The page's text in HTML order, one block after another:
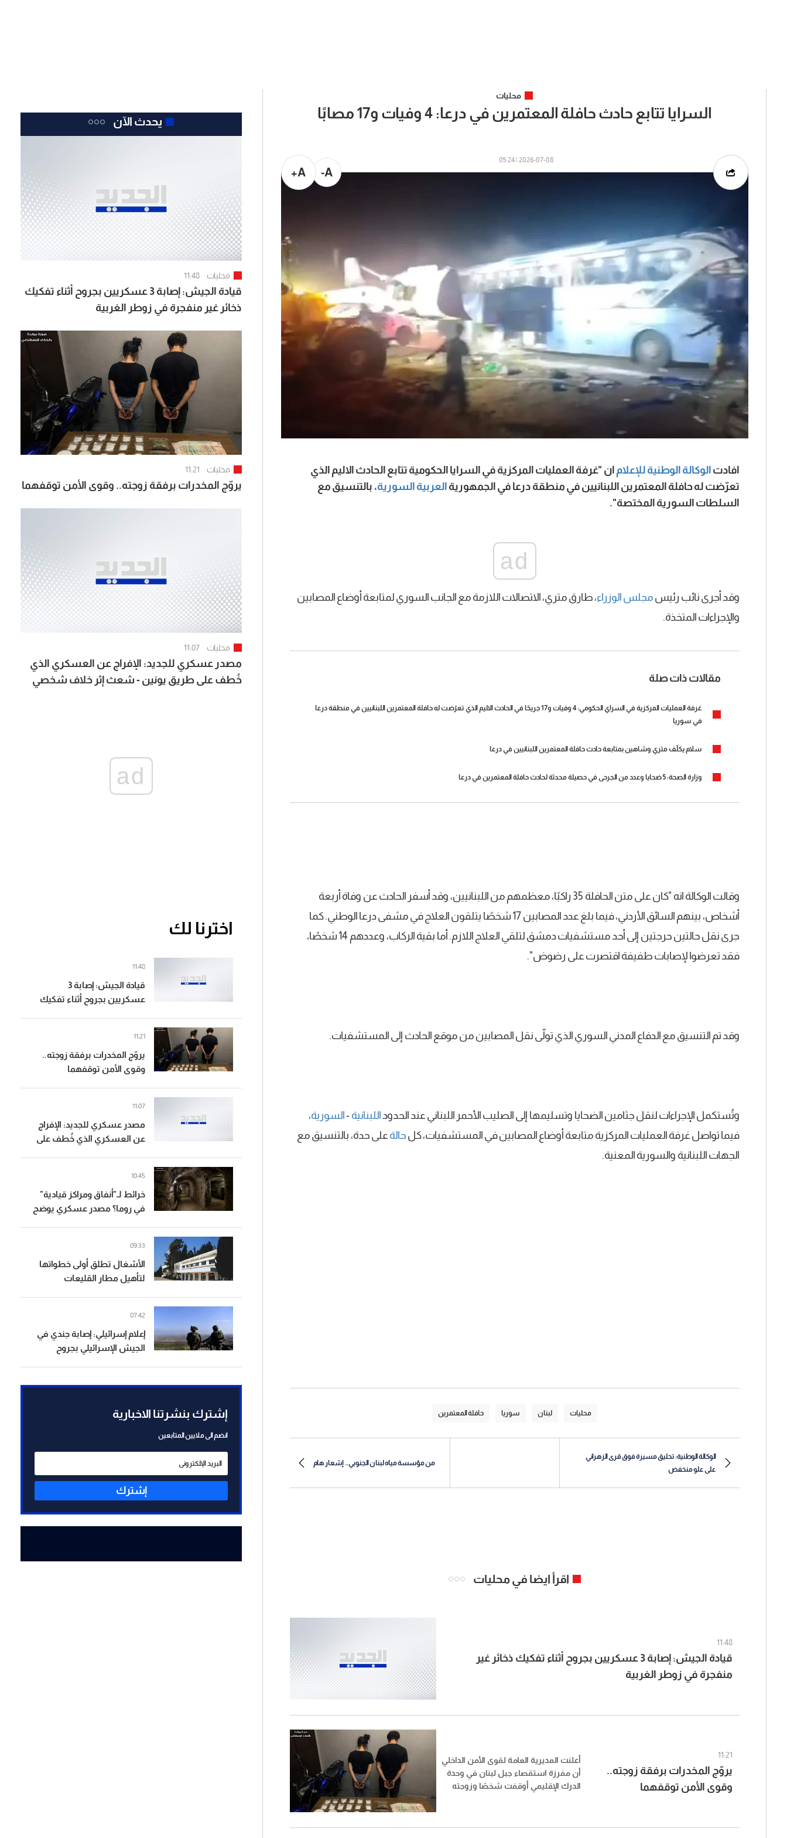
محليات
السرايا تتابع حادث حافلة المعتمرين في درعا: 4 وفيات و17 مصابًا
2026-07-08 | 05:24
A-
A+
افادت الوكالة الوطنية للإعلام ان "غرفة العمليات المركزية في السرايا الحكومية تتابع الحادث الاليم الذي
تعرّضت له حافلة المعتمرين اللبنانيين في منطقة درعا في الجمهورية العربية السورية، بالتنسيق مع
السلطات السورية المختصة".
ad
وقد أجرى نائب رئيس مجلس الوزراء، طارق متري، الاتصالات اللازمة مع الجانب السوري لمتابعة أوضاع المصابين
والإجراءات المتخذة.
مقالات ذات صلة
غرفة العمليات المركزية في السراي الحكومي: 4 وفيات و17 جريحًا في الحادث الاليم الذي تعرّضت له حافلة المعتمرين اللبنانيين في منطقة درعا
في سوريا
سلام يكلّف متري وشاهين بمتابعة حادث حافلة المعتمرين اللبنانيين في درعا
وزارة الصحة: 5 ضحايا وعدد من الجرحى في حصيلة محدثة لحادث حافلة المعتمرين في درعا
وقالت الوكالة انه "كان على متن الحافلة 35 راكبًا، معظمهم من اللبنانيين، وقد أسفر الحادث عن وفاة أربعة
أشخاص، بينهم السائق الأردني، فيما بلغ عدد المصابين 17 شخصًا يتلقون العلاج في مشفى درعا الوطني. كما
جرى نقل حالتين حرجتين إلى أحد مستشفيات دمشق لتلقي العلاج اللازم. أما بقية الركاب، وعددهم 14 شخصًا،
فقد تعرضوا لإصابات طفيفة اقتصرت على رضوض".
وقد تم التنسيق مع الدفاع المدني السوري الذي تولّى نقل المصابين من موقع الحادث إلى المستشفيات.
وتُستكمل الإجراءات لنقل جثامين الضحايا وتسليمها إلى الصليب الأحمر اللبناني عند الحدود اللبنانية -السورية،
فيما تواصل غرفة العمليات المركزية متابعة أوضاع المصابين في المستشفيات، كل حالة على حدة، بالتنسيق مع
الجهات اللبنانية والسورية المعنية.
محليات لبنان سوريا حافلة المعتمرين
الوكالة الوطنية: تحليق مسيرة فوق قرى الزهراني
على علو منخفض
من مؤسسة مياه لبنان الجنوبي.. إشعار هام
اقرأ ايضا في محليات
11:48
قيادة الجيش: إصابة 3 عسكريين بجروح أثناء تفكيك ذخائر غير
منفجرة في زوطر الغربية
11:21
يروّج المخدرات برفقة زوجته..
وقوى الأمن توقفهما
أعلنت المديرية العامة لقوى الأمن الداخلي
أن مفرزة استقصاء جبل لبنان في وحدة
الدرك الإقليمي أوقفت شخصًا وزوجته
للاشتباه بتورطهما في ترويج المخدرات في
يحدث الآن
محليات 11:48
قيادة الجيش: إصابة 3 عسكريين بجروح أثناء تفكيك
ذخائر غير منفجرة في زوطر الغربية
محليات 11:21
يروّج المخدرات برفقة زوجته.. وقوى الأمن توقفهما
محليات 11:07
مصدر عسكري للجديد: الإفراج عن العسكري الذي
خُطف على طريق يونين - شعث إثر خلاف شخصي
ad
اخترنا لك
قيادة الجيش: إصابة 3
عسكريين بجروح أثناء تفكيك
11:48
يروّج المخدرات برفقة زوجته..
وقوى الأمن توقفهما
11:21
مصدر عسكري للجديد: الإفراج
عن العسكري الذي خُطف على
الخاطفين لتوقيفهم
11:07
خرائط لـ"أنفاق ومراكز قيادية"
في روما؟ مصدر عسكري يوضح
10:45
الأشغال تطلق أولى خطواتها
لتأهيل مطار القليعات
09:33
إعلام إسرائيلي: إصابة جندي في
الجيش الإسرائيلي بجروح
07:42
إشترك بنشرتنا الاخبارية
انضم الى ملايين المتابعين
إشترك